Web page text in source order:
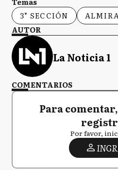
3° SECCIÓN
AUTOR
La Noticia 1
COMENTARIOS
Para
Por favor,